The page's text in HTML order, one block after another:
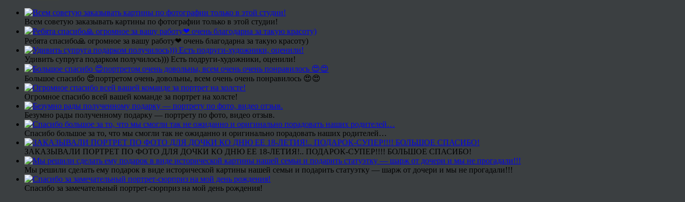
Всем советую заказывать картины по фотографии только в этой студии!
Ребята спасибо🙏 огромное за вашу работу❤ очень благодарна за такую красоту)
Удивить супруга подарком получилось))) Есть подруги-художники, оценили!
Большое спасибо 😍портретом очень довольны, всем очень очень понравилось 😍😍
Огромное спасибо всей вашей команде за портрет на холсте!
Безумно рады полученному подарку — портрету по фото, видео отзыв.
Спасибо большое за то, что мы смогли так не ожиданно и оригинально порадовать наших родителей…
ЗАКАЗЫВАЛИ ПОРТРЕТ ПО ФОТО ДЛЯ ДОЧКИ КО ДНЮ ЕЕ 18-ЛЕТИЯ!.. ПОДАРОК-СУПЕР!!!! БОЛЬШОЕ СПАСИБО!
Мы решили сделать ему подарок в виде исторической картины нашей семьи и подарить статуэтку — шарж от дочери и мы не прогадали!!!
Спасибо за замечательный портрет-сюрприз на мой день рождения!